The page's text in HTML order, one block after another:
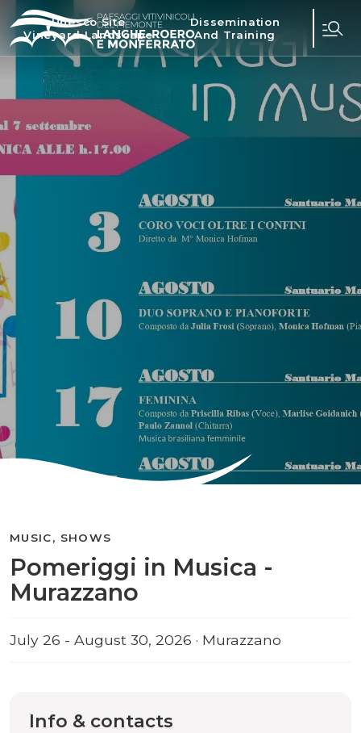
Unesco Site
Vineyard Landscape
Dissemination
And Training
Pomeriggi in Musica -
Murazzano
MUSIC, SHOWS
July 26 - August 30, 2026 · Murazzano
Info & contacts